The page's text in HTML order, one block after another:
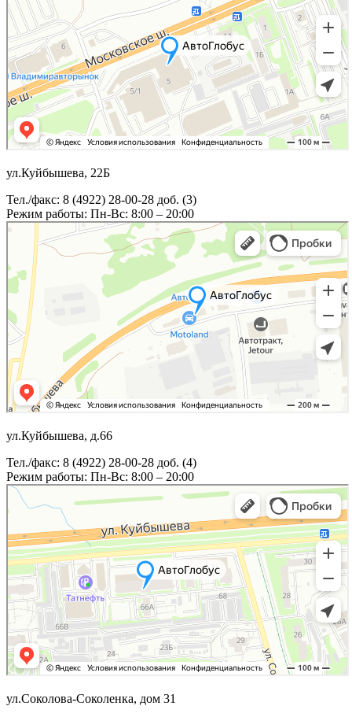
ул.Куйбышева, 22Б
Тел./факс: 8 (4922) 28-00-28 доб. (3)
Режим работы: Пн-Вс: 8:00 – 20:00
ул.Куйбышева, д.66
Тел./факс: 8 (4922) 28-00-28 доб. (4)
Режим работы: Пн-Вс: 8:00 – 20:00
ул.Соколова-Соколенка, дом 31